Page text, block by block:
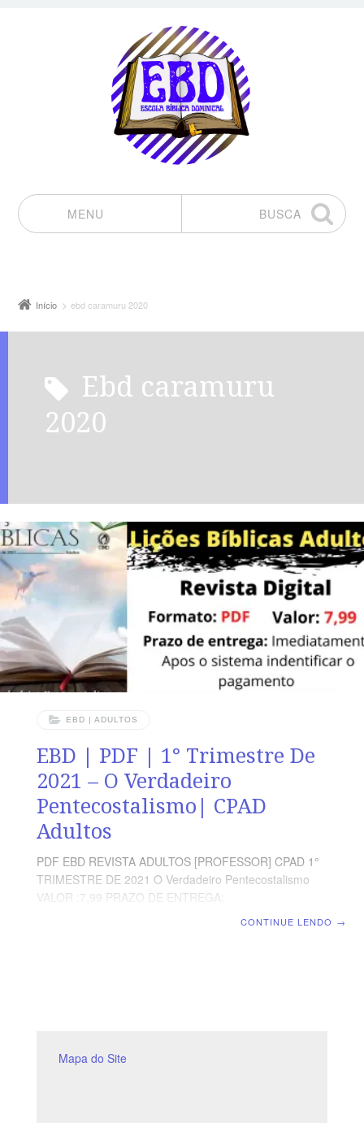
MENU
BUSCA
Início ebd caramuru 2020
ebd caramuru
2020
EBD | ADULTOS
EBD | PDF | 1° Trimestre De
2021 – O Verdadeiro
Pentecostalismo| CPAD
Adultos
PDF EBD REVISTA ADULTOS [PROFESSOR] CPAD 1°
TRIMESTRE DE 2021 O Verdadeiro Pentecostalismo
VALOR :7,99 PRAZO DE ENTREGA:
DIRETAMENTE EM SEU EMAIL. O currículo de Escola
CONTINUE LENDO →
Mapa do Site